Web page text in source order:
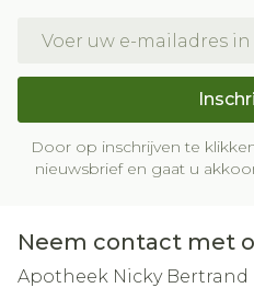
Door op inschrijven te
nieuwsbrief en gaat u
Neem contact met
Apotheek Nicky Bertrand